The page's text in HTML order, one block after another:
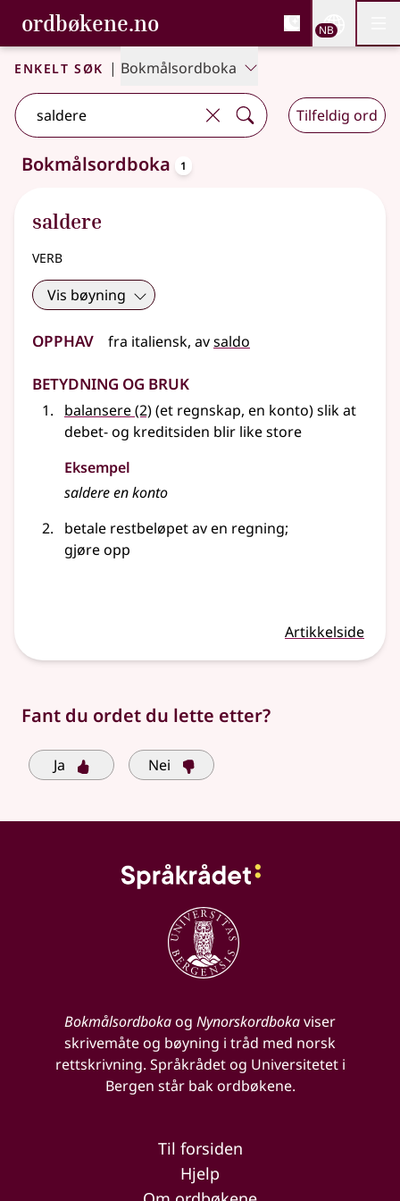
Gå til hovedinnhold
Tilgjengelighet
ordbøkene.no, Bokmålsordboka og
Bokmålsordboka og Nynorskordboka
NB
Enkelt søk | Bokmålsordboka
Tilfeldig ord
Ett treff.Ytterligere søkeforslag tilgjengelige
Bokmålsordboka 1
saldere
verb
Vis bøyning
Opphav fra italiensk, avsaldo
Betydning og bruk
balansere(2)(et regnskap, en konto) slik at
debet- og kreditsiden blir like store
Eksempel
saldereen konto
betale restbeløpet av en regning;
gjøre opp
Artikkelside
Fant du ordet du lette etter?
Ja Nei
Bokmålsordbokaog Nynorskordbokaviser
skrivemåte og bøyning i tråd med norsk
rettskrivning. Språkrådet og Universitetet i
Bergen står bak ordbøkene.
Til forsiden
Hjelp